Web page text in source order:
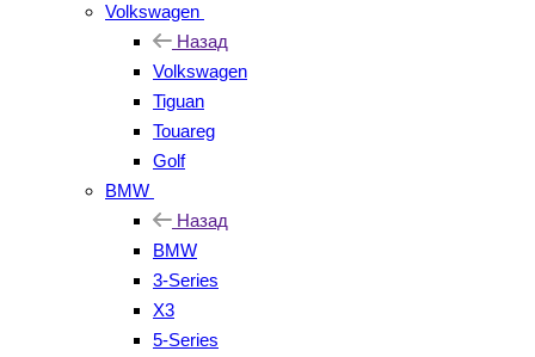
Volkswagen
Назад
Volkswagen
Tiguan
Touareg
Golf
BMW
Назад
BMW
3-Series
X3
5-Series